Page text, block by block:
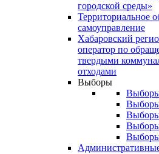
городской среды»
Территориальное
самоуправление
Хабаровский
оператор по
твердыми
отходами
Выборы